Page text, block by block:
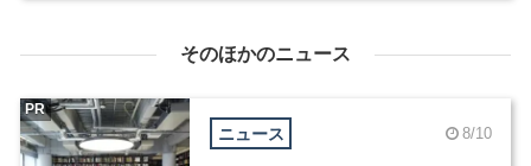
そのほかのニュース
ニュース 8/10
PR